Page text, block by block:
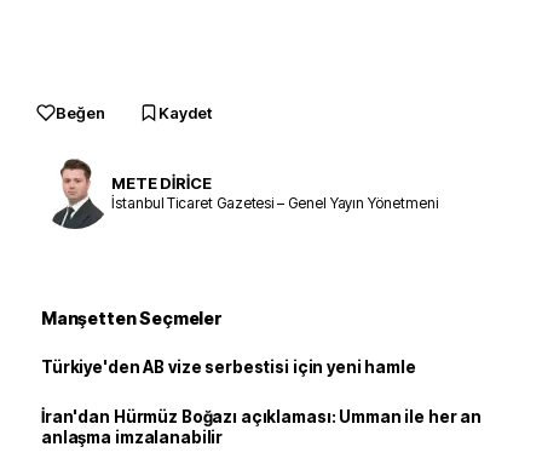
Beğen Kaydet
METE DİRİCE
İstanbul Ticaret Gazetesi – Genel Yayın Yönetmeni
Manşetten Seçmeler
Türkiye'den AB vize serbestisi için yeni hamle
İran'dan Hürmüz Boğazı açıklaması: Umman ile her an
anlaşma imzalanabilir